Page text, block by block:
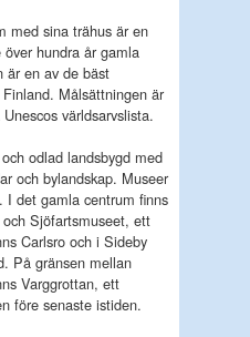
med sina trähus är en
hundra år gamla
är en av de bäst
Målsättningen är
världsarvslista.
odlad landsbygd med
och bylandskap. Museer
I det gamla centrum finns
Sjöfartsmuseet, ett
Carlsro och i Sideby
På gränsen mellan
Varggrottan, ett
före senaste istiden.